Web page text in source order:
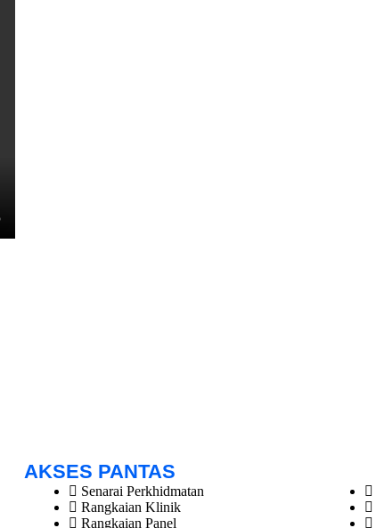
AKSES PANTAS
Senarai Perkhidmatan
Rangkaian Klinik
Rangkaian Panel